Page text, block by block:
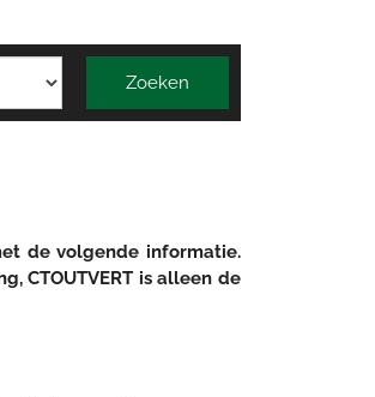
Zoeken
de volgende informatie.
CTOUTVERT is alleen de